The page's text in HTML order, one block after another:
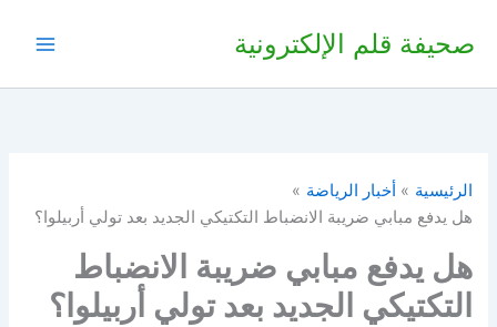
صحيفة قلم الإلكترونية
الرئيسية
أخبار الرياضة
هل يدفع مبابي ضريبة الانضباط التكتيكي الجديد بعد تولي أربيلوا؟
هل يدفع مبابي ضريبة الانضباط
التكتيكي الجديد بعد تولي أربيلوا؟